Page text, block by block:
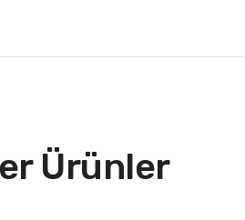
Ürünler